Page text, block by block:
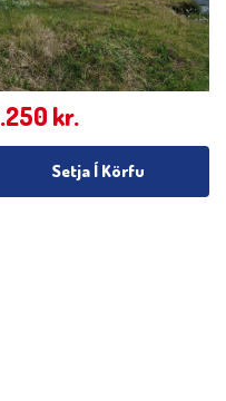
kr.
Setja Í Körfu